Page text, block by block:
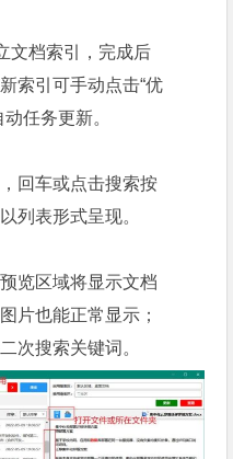
文档索引，完成后
索引可手动点击“优
任务更新。
回车或点击搜索按
列表形式呈现。
览区域将显示文档
片也能正常显示；
次搜索关键词。